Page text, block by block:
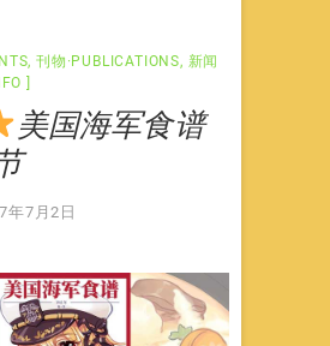
,刊物·PUBLICATIONS, 新闻
美国海军食谱
年7月2日